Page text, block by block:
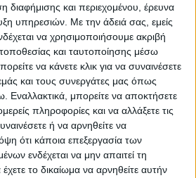
διαφήμισης και περιεχομένου, έρευνα
υπηρεσιών. Με την άδειά σας, εμείς
να χρησιμοποιήσουμε ακριβή
και ταυτοποίησης μέσω
να κάνετε κλικ για να συναινέσετε
και τους συνεργάτες μας όπως
Εναλλακτικά, μπορείτε να αποκτήσετε
πληροφορίες και να αλλάξετε τις
ή να αρνηθείτε να
ότι κάποια επεξεργασία των
ενδέχεται να μην απαιτεί τη
το δικαίωμα να αρνηθείτε αυτήν